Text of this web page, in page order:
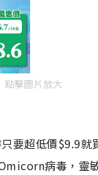
點擊圖片放大
要超低價$9.9
病毒，靈